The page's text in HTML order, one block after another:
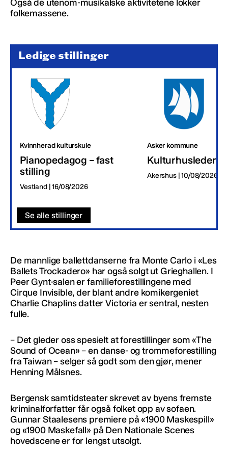
Også de utenom-musikalske aktivitetene lokker
folkemassene.
Ledige stillinger
Kvinnherad kulturskule
Pianopedagog – fast
stilling
Vestland | 16/08/2026
Asker kommune
Kulturhusleder
Akershus | 10/08/2026
Se alle stillinger
De mannlige ballettdanserne fra Monte Carlo i «Les
Ballets Trockadero» har også solgt ut Grieghallen. I
Peer Gynt-salen er familieforestillingene med
Cirque Invisible, der blant andre komikergeniet
Charlie Chaplins datter Victoria er sentral, nesten
fulle.
– Det gleder oss spesielt at forestillinger som «The
Sound of Ocean» – en danse- og trommeforestilling
fra Taiwan – selger så godt som den gjør, mener
Henning Målsnes.
Bergensk samtidsteater skrevet av byens fremste
kriminalforfatter får også folket opp av sofaen.
Gunnar Staalesens premiere på «1900 Maskespill»
og «1900 Maskefall» på Den Nationale Scenes
hovedscene er for lengst utsolgt.